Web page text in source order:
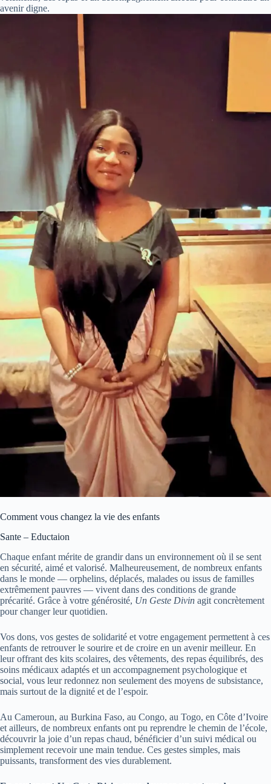
avenir digne.
Comment vous changez la vie des enfants
Sante – Eductaion
Chaque enfant mérite de grandir dans un environnement où il se sent
en sécurité, aimé et valorisé. Malheureusement, de nombreux enfants
dans le monde — orphelins, déplacés, malades ou issus de familles
extrêmement pauvres — vivent dans des conditions de grande
précarité. Grâce à votre générosité, Un Geste Divin agit concrètement
pour changer leur quotidien.
Vos dons, vos gestes de solidarité et votre engagement permettent à ces
enfants de retrouver le sourire et de croire en un avenir meilleur. En
leur offrant des kits scolaires, des vêtements, des repas équilibrés, des
soins médicaux adaptés et un accompagnement psychologique et
social, vous leur redonnez non seulement des moyens de subsistance,
mais surtout de la dignité et de l’espoir.
Au Cameroun, au Burkina Faso, au Congo, au Togo, en Côte d’Ivoire
et ailleurs, de nombreux enfants ont pu reprendre le chemin de l’école,
découvrir la joie d’un repas chaud, bénéficier d’un suivi médical ou
simplement recevoir une main tendue. Ces gestes simples, mais
puissants, transforment des vies durablement.